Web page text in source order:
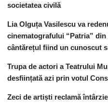
societatea civilă
Lia Olguța Vasilescu va
cinematografului “Patria”
cântărețul fiind un cunoscut
Trupa de actori a Teatrului
desființată azi prin votul
Zeci de artiști reclamă